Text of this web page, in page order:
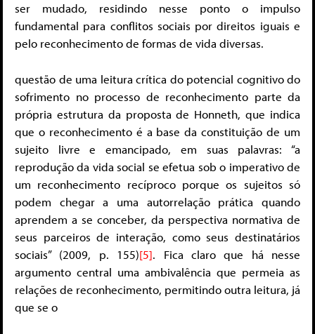
ser mudado, residindo nesse ponto o impulso
fundamental para conflitos sociais por direitos iguais e
pelo reconhecimento de formas de vida diversas.
questão de uma leitura crítica do potencial cognitivo do
sofrimento no processo de reconhecimento parte da
própria estrutura da proposta de Honneth, que indica
que o reconhecimento é a base da constituição de um
sujeito livre e emancipado, em suas palavras: “a
reprodução da vida social se efetua sob o imperativo de
um reconhecimento recíproco porque os sujeitos só
podem chegar a uma autorrelação prática quando
aprendem a se conceber, da perspectiva normativa de
seus parceiros de interação, como seus destinatários
sociais” (2009, p. 155)[5]. Fica claro que há nesse
argumento central uma ambivalência que permeia as
relações de reconhecimento, permitindo outra leitura, já
que se o